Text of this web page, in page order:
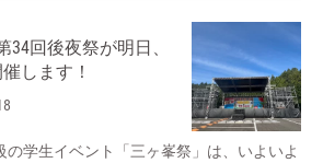
回後夜祭が明日、
します！
の学生イベント「三ヶ峯祭」は、いよいよ